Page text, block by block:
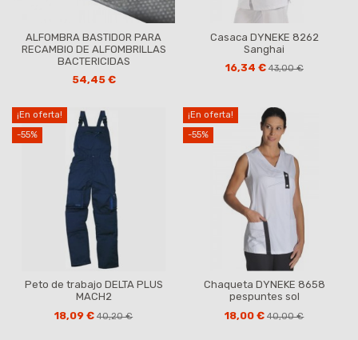
ALFOMBRA BASTIDOR PARA
RECAMBIO DE ALFOMBRILLAS
BACTERICIDAS
54,45 €
Casaca DYNEKE 8262
Sanghai
16,34 € 43,00 €
¡En oferta!
-55%
Peto de trabajo DELTA PLUS
MACH2
18,09 €40,20 €
¡En oferta!
-55%
Chaqueta DYNEKE 8658
pespuntes sol
18,00 €40,00 €